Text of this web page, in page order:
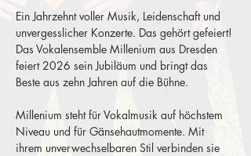
Ein Jahrzehnt voller Musik, Leidenschaft und
unvergesslicher Konzerte. Das gehört gefeiert!
Das Vokalensemble Millenium aus Dresden
feiert 2026 sein Jubiläum und bringt das
Beste aus zehn Jahren auf die Bühne.
Millenium steht für Vokalmusik auf höchstem
Niveau und für Gänsehautmomente. Mit
ihrem unverwechselbaren Stil verbinden sie